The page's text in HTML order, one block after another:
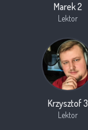
Marek 2
Lektor
Krzysztof 3
Lektor